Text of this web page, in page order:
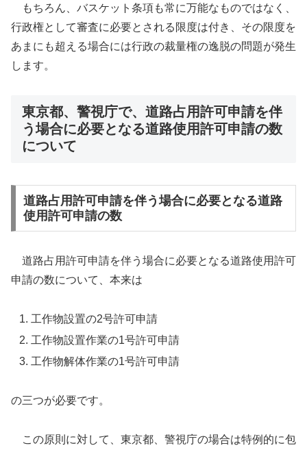
もちろん、バスケット条項も常に万能なものではなく、
行政権として審査に必要とされる限度は付き、その限度を
あまにも超える場合には行政の裁量権の逸脱の問題が発生
します。
東京都、警視庁で、道路占用許可申請を伴
う場合に必要となる道路使用許可申請の数
について
道路占用許可申請を伴う場合に必要となる道路
使用許可申請の数
道路占用許可申請を伴う場合に必要となる道路使用許可
申請の数について、本来は
工作物設置の2号許可申請
工作物設置作業の1号許可申請
工作物解体作業の1号許可申請
の三つが必要です。
この原則に対して、東京都、警視庁の場合は特例的に包